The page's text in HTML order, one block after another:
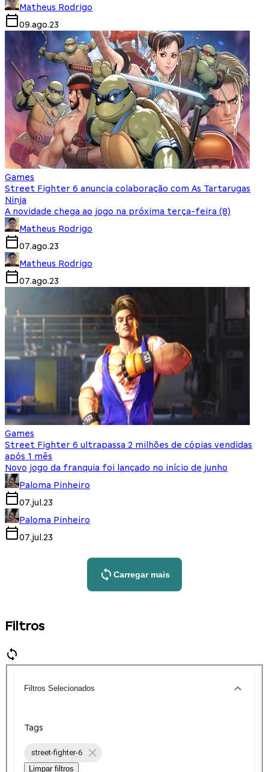
Matheus Rodrigo
09.ago.23
Games
Street Fighter 6 anuncia colaboração com As Tartarugas
Ninja
A novidade chega ao jogo na próxima terça-feira (8)
Matheus Rodrigo
07.ago.23
Matheus Rodrigo
07.ago.23
Games
Street Fighter 6 ultrapassa 2 milhões de cópias vendidas
após 1 mês
Novo jogo da franquia foi lançado no início de junho
Paloma Pinheiro
07.jul.23
Paloma Pinheiro
07.jul.23
Carregar mais
Filtros
Filtros Selecionados
Tags
street-fighter-6
Limpar filtros